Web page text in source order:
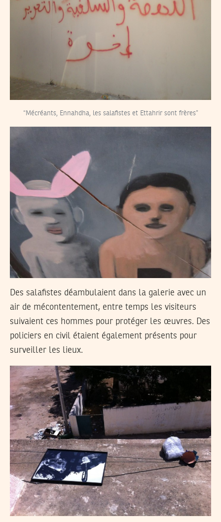
“Mécréants, Ennahdha, les salafistes et Ettahrir sont frères”
Des salafistes déambulaient dans la galerie avec un
air de mécontentement, entre temps les visiteurs
suivaient ces hommes pour protéger les œuvres. Des
policiers en civil étaient également présents pour
surveiller les lieux.